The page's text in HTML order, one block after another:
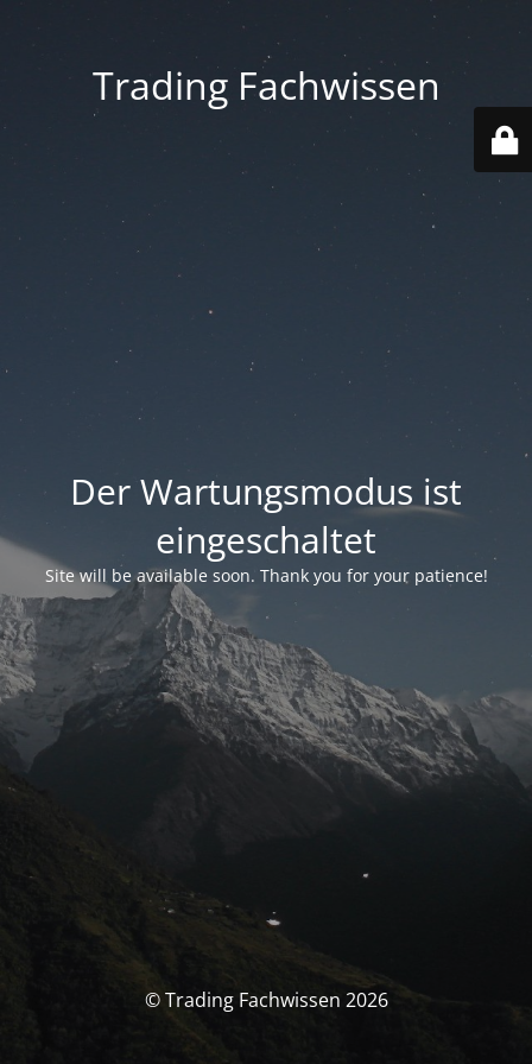
Trading Fachwissen
Der Wartungsmodus ist
eingeschaltet
Site will be available soon. Thank you for your patience!
© Trading Fachwissen 2026